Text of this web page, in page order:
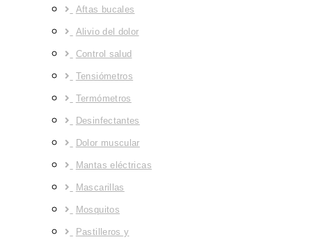
Aftas bucales
Alivio del dolor
Control salud
Tensiómetros
Termómetros
Desinfectantes
Dolor muscular
Mantas eléctricas
Mascarillas
Mosquitos
Pastilleros y